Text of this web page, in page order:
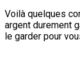
Voilà quelques
argent durement
le garder pour